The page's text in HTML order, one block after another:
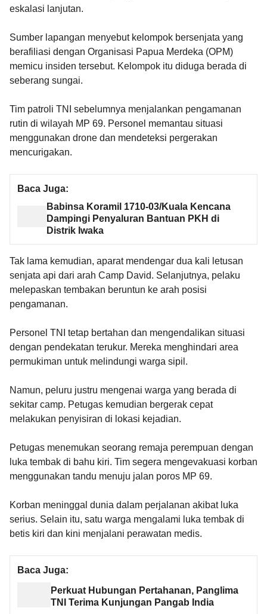
eskalasi lanjutan.
Sumber lapangan menyebut kelompok bersenjata yang
berafiliasi dengan Organisasi Papua Merdeka (OPM)
memicu insiden tersebut. Kelompok itu diduga berada di
seberang sungai.
Tim patroli TNI sebelumnya menjalankan pengamanan
rutin di wilayah MP 69. Personel memantau situasi
menggunakan drone dan mendeteksi pergerakan
mencurigakan.
Baca Juga:
Babinsa Koramil 1710-03/Kuala Kencana
Dampingi Penyaluran Bantuan PKH di
Distrik Iwaka
Tak lama kemudian, aparat mendengar dua kali letusan
senjata api dari arah Camp David. Selanjutnya, pelaku
melepaskan tembakan beruntun ke arah posisi
pengamanan.
Personel TNI tetap bertahan dan mengendalikan situasi
dengan pendekatan terukur. Mereka menghindari area
permukiman untuk melindungi warga sipil.
Namun, peluru justru mengenai warga yang berada di
sekitar camp. Petugas kemudian bergerak cepat
melakukan penyisiran di lokasi kejadian.
Petugas menemukan seorang remaja perempuan dengan
luka tembak di bahu kiri. Tim segera mengevakuasi korban
menggunakan tandu menuju jalan poros MP 69.
Korban meninggal dunia dalam perjalanan akibat luka
serius. Selain itu, satu warga mengalami luka tembak di
betis kiri dan kini menjalani perawatan medis.
Baca Juga:
Perkuat Hubungan Pertahanan, Panglima
TNI Terima Kunjungan Pangab India